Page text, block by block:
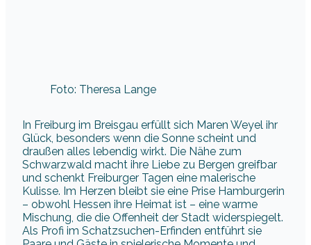
Foto: Theresa Lange
In Freiburg im Breisgau erfüllt sich Maren Weyel ihr
Glück, besonders wenn die Sonne scheint und
draußen alles lebendig wirkt. Die Nähe zum
Schwarzwald macht ihre Liebe zu Bergen greifbar
und schenkt Freiburger Tagen eine malerische
Kulisse. Im Herzen bleibt sie eine Prise Hamburgerin
– obwohl Hessen ihre Heimat ist – eine warme
Mischung, die die Offenheit der Stadt widerspiegelt.
Als Profi im Schatzsuchen-Erfinden entführt sie